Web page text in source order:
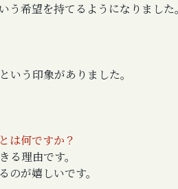
希望を持てるようになりました。
う印象がありました。
は何ですか？
理由です。
が嬉しいです。